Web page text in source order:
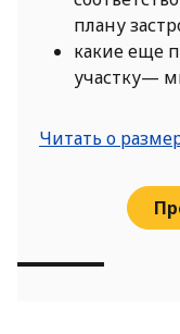
плану
какие еще
участку—
Читать о